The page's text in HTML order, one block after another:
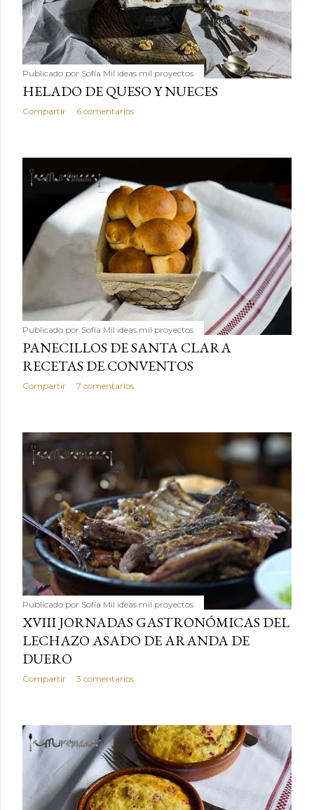
Publicado por Sofía Mil ideas mil proyectos
HELADO DE QUESO Y NUECES
Compartir 6 comentarios
Publicado por Sofía Mil ideas mil proyectos
PANECILLOS DE SANTA CLARA
RECETAS DE CONVENTOS
Compartir 7 comentarios
Publicado por Sofía Mil ideas mil proyectos
XVIII JORNADAS GASTRONÓMICAS DEL
LECHAZO ASADO DE ARANDA DE
DUERO
Compartir 3 comentarios